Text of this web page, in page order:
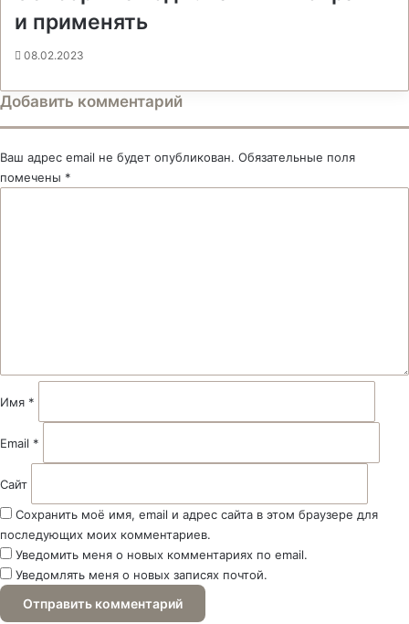
и применять
08.02.2023
Добавить комментарий
Ваш адрес email не будет опубликован. Обязательные поля
помечены *
и
й
Имя *
Email *
Сайт
Сохранить моё имя, email и адрес сайта в этом браузере для
последующих моих комментариев.
Уведомить меня о новых комментариях по email.
Уведомлять меня о новых записях почтой.